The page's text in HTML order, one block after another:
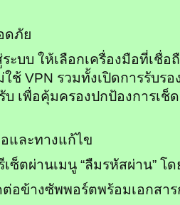
ดภัย
ระบบ ให้เลือกเครื่องมือที่เชื่
ช้ VPN รวมทั้งเปิดการรับรอ
เพื่อคุ้มครองปกป้องการเช็
และทางแก้ไข
ซ็ตผ่านเมนู “ลืมรหัสผ่าน” โ
อข้างซัพพอร์ตพร้อมเอกสา